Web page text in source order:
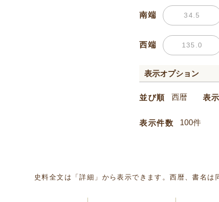
南端
西端
表示オプション
並び順 表
表示件数
史料全文は「詳細」から表示できます。西暦、書名